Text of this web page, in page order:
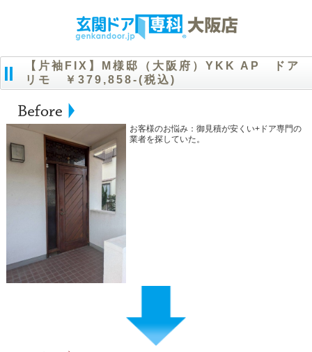
【片袖FIX】M様邸（大阪府）YKK AP ドア
リモ ￥379,858-(税込)
お客様のお悩み：御見積が安くい+ドア専門の
業者を探していた。